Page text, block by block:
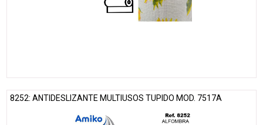
8252: ANTIDESLIZANTE MULTIUSOS TUPIDO MOD. 7517A